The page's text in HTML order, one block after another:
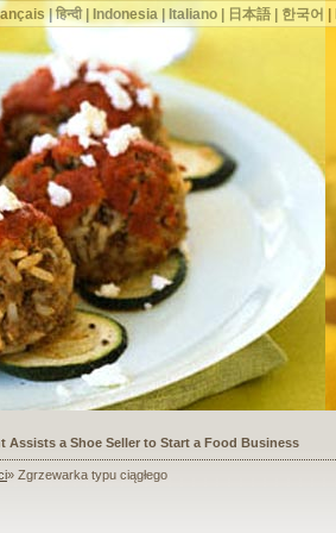
Assists a Shoe Seller to Start a Food Business
» Zgrzewarka typu ciągłego
|हिन्दी| Indonesia| Italiano| 日本語| 한국어